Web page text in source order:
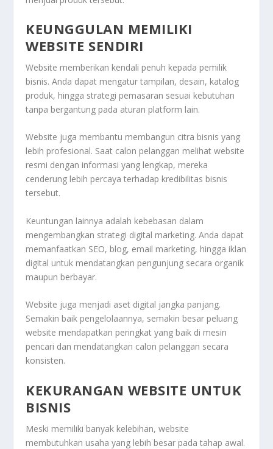
KEUNGGULAN MEMILIKI
WEBSITE SENDIRI
Website memberikan kendali penuh kepada pemilik
bisnis. Anda dapat mengatur tampilan, desain, katalog
produk, hingga strategi pemasaran sesuai kebutuhan
tanpa bergantung pada aturan platform lain.
Website juga membantu membangun citra bisnis yang
lebih profesional. Saat calon pelanggan melihat website
resmi dengan informasi yang lengkap, mereka
cenderung lebih percaya terhadap kredibilitas bisnis
tersebut.
Keuntungan lainnya adalah kebebasan dalam
mengembangkan strategi digital marketing. Anda dapat
memanfaatkan SEO, blog, email marketing, hingga iklan
digital untuk mendatangkan pengunjung secara organik
maupun berbayar.
Website juga menjadi aset digital jangka panjang.
Semakin baik pengelolaannya, semakin besar peluang
website mendapatkan peringkat yang baik di mesin
pencari dan mendatangkan calon pelanggan secara
konsisten.
KEKURANGAN WEBSITE UNTUK
BISNIS
Meski memiliki banyak kelebihan, website
membutuhkan usaha yang lebih besar pada tahap awal.